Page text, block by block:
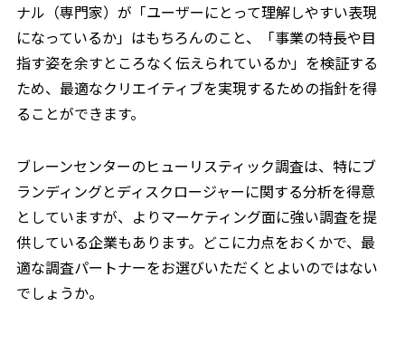
ナル（専門家）が「ユーザーにとって理解しやすい表現
になっているか」はもちろんのこと、「事業の特長や目
指す姿を余すところなく伝えられているか」を検証する
ため、最適なクリエイティブを実現するための指針を得
ることができます。
ブレーンセンターのヒューリスティック調査は、特にブ
ランディングとディスクロージャーに関する分析を得意
としていますが、よりマーケティング面に強い調査を提
供している企業もあります。どこに力点をおくかで、最
適な調査パートナーをお選びいただくとよいのではない
でしょうか。